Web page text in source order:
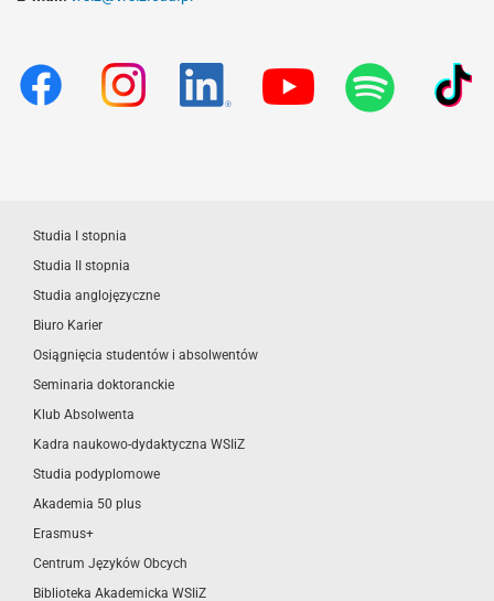
Studia I stopnia
Studia II stopnia
Studia anglojęzyczne
Biuro Karier
Osiągnięcia studentów i absolwentów
Seminaria doktoranckie
Klub Absolwenta
Kadra naukowo-dydaktyczna WSIiZ
Studia podyplomowe
Akademia 50 plus
Erasmus+
Centrum Języków Obcych
Biblioteka Akademicka WSIiZ